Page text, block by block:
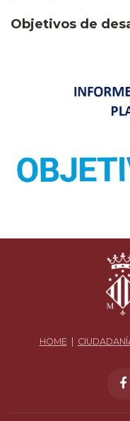
Objetivos de
HOME